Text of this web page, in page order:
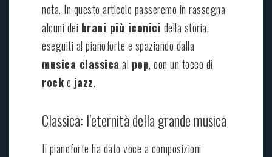
nota. In questo articolo passeremo in rassegna
alcuni dei brani più iconici della storia,
eseguiti al pianoforte e spaziando dalla
musica classica al pop, con un tocco di
rocke jazz.
Classica: l’eternità della grande musica
Il pianoforte ha dato voce a composizioni